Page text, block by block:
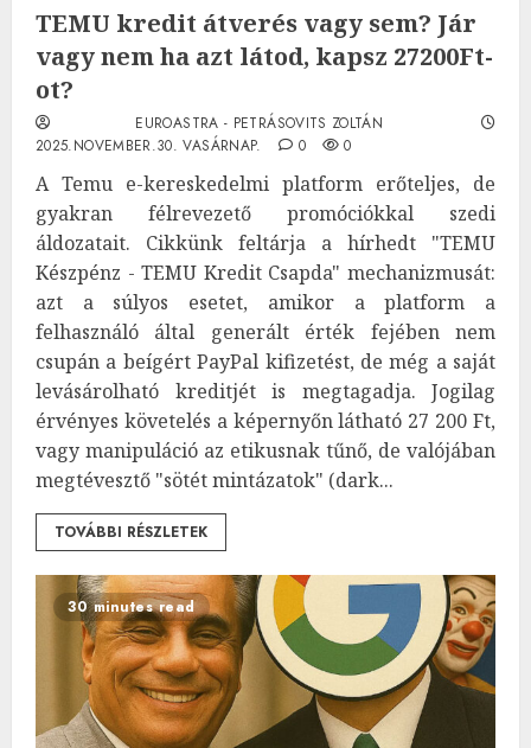
TEMU kredit átverés vagy sem? Jár
vagy nem ha azt látod, kapsz 27200Ft-
ot?
EUROASTRA - PETRÁSOVITS ZOLTÁN
2025.NOVEMBER.30. VASÁRNAP.
0 0
A Temu e-kereskedelmi platform erőteljes, de
gyakran félrevezető promóciókkal szedi
áldozatait. Cikkünk feltárja a hírhedt "TEMU
Készpénz - TEMU Kredit Csapda" mechanizmusát:
azt a súlyos esetet, amikor a platform a
felhasználó által generált érték fejében nem
csupán a beígért PayPal kifizetést, de még a saját
levásárolható kreditjét is megtagadja. Jogilag
érvényes követelés a képernyőn látható 27 200 Ft,
vagy manipuláció az etikusnak tűnő, de valójában
megtévesztő "sötét mintázatok" (dark...
TOVÁBBI RÉSZLETEK
30 minutes read